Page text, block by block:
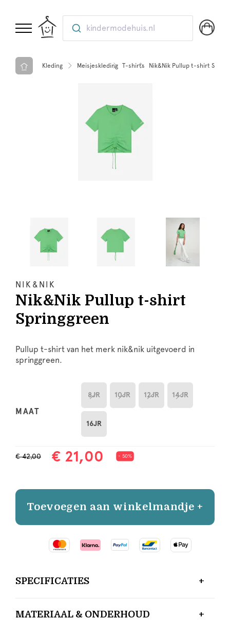
kindermodehuis.nl
Kleding Meisjeskleding T-shirts Nik&Nik Pullup t-shirt
NIK&NIK
Nik&Nik Pullup t-shirt
Springgreen
Pullup t-shirt van het merk nik&nik uitgevoerd in
springgreen.
MAAT
8JR 10JR 12JR 14JR
16JR
€ 42,00 € 21,00 - 50%
Toevoegen aan winkelmandje +
SPECIFICATIES
MATERIAAL & ONDERHOUD